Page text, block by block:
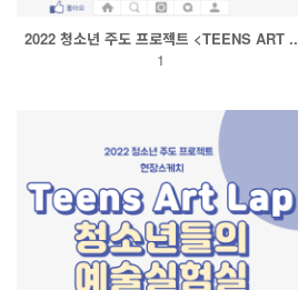
2022 청소년 주도 프로젝트 <TEENS ART ..
1